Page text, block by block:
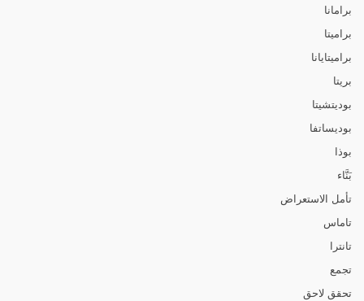
برامانا
براميتا
براميتايانا
بريتا
بوديتشيتا
بوديساتفا
بوذا
بَنَّاء
تأمل الاستعراض
تاماس
تانترا
تجمع
تحقق لاحق